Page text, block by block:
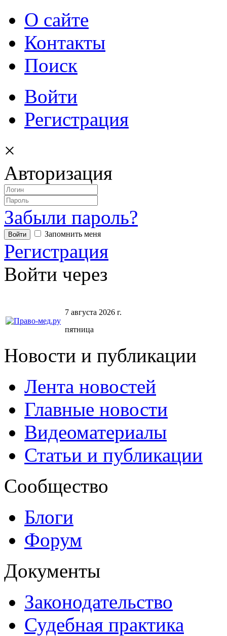
О сайте
Контакты
Поиск
Войти
Регистрация
×
Авторизация
Забыли пароль?
Запомнить меня
Регистрация
Войти через
7 августа 2026 г.
пятница
Новости и публикации
Лента новостей
Главные новости
Видеоматериалы
Статьи и публикации
Сообщество
Блоги
Форум
Документы
Законодательство
Судебная практика